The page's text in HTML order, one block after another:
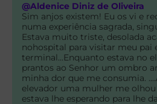
@Aldenice Diniz de Oliveira
Sim anjos existem! Eu os vi e
numa experiência sagrada,
Estava muito triste, desolada
nohospital para visitar meu pai
terminal...Enquanto estava no
prantos ao Senhor um ombro
minha dor que me consumia.
elevador uma mulher me
estava lhe esperando para lhe